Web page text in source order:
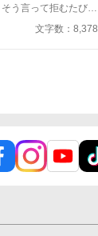
う言って拒むたび、
母の座を求めなかっ
ったリーゼロッテ
としている」と憎ん
を生かし続けてい
ったのではない。な
文字数：8,378